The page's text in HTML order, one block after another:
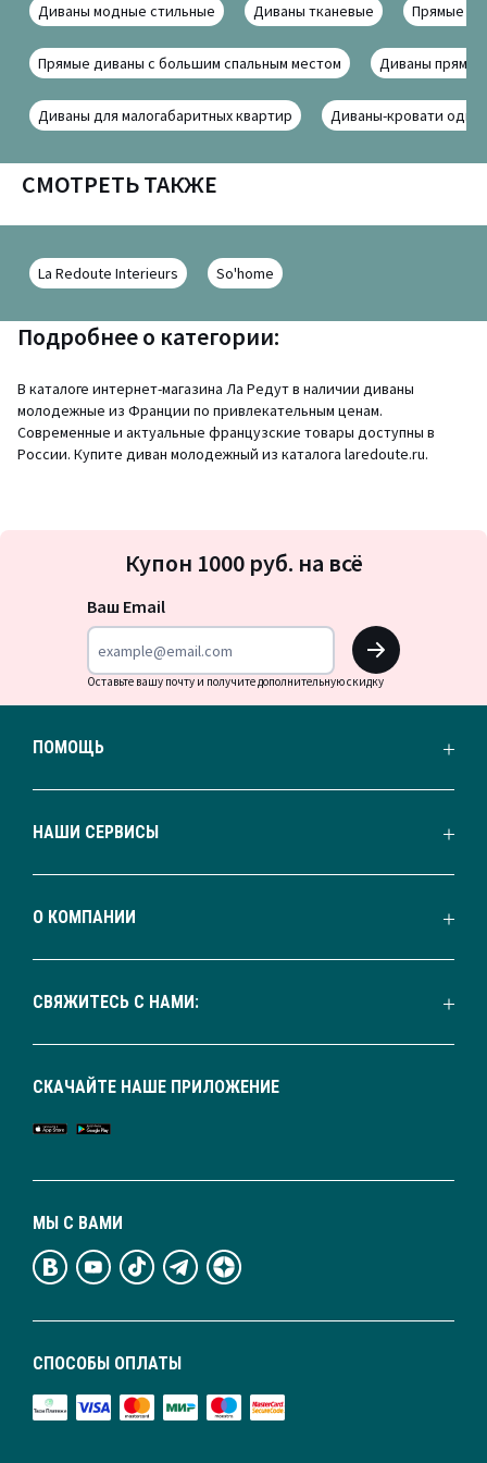
Диваны модные стильные Диваны тканевые Прямые
Прямые диваны с большим спальным местом Диваны
Диваны для малогабаритных квартир Диваны-кровати
СМОТРЕТЬ ТАКЖЕ
La Redoute Interieurs So'home
Подробнее о категории:
В каталоге интернет-магазина Ла Редут в наличии диваны
молодежные из Франции по привлекательным ценам.
Современные и актуальные французские товары доступны в
России. Купите диван молодежный из каталога laredoute.ru.
на
Купон 1000 руб. на всё
Ваш Email
OK
Оставьте вашу почту и получите дополнительную скидку
ПОМОЩЬ
НАШИ СЕРВИСЫ
О КОМПАНИИ
СВЯЖИТЕСЬ С НАМИ:
СПОСОБЫ ОПЛАТЫ
МЫ С ВАМИ
СКАЧАЙТЕ НАШЕ ПРИЛОЖЕНИЕ